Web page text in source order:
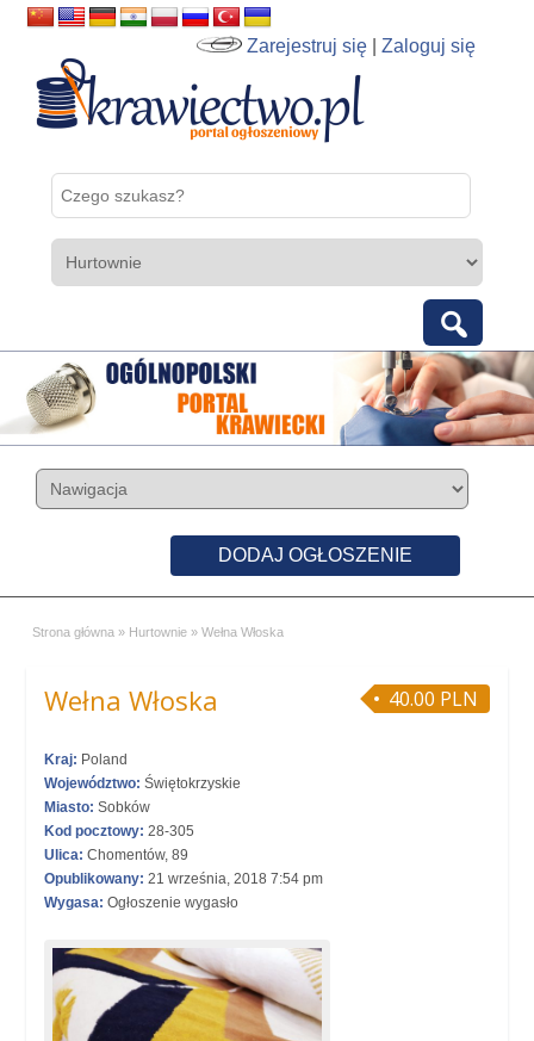
Zarejestruj się |Zaloguj się
DODAJ OGŁOSZENIE
Strona główna » Hurtownie » Wełna Włoska
40.00 PLN
Wełna Włoska
Kraj: Poland
Województwo: Świętokrzyskie
Miasto: Sobków
Kod pocztowy: 28-305
Ulica: Chomentów, 89
Opublikowany: 21 września, 2018 7:54 pm
Wygasa: Ogłoszenie wygasło